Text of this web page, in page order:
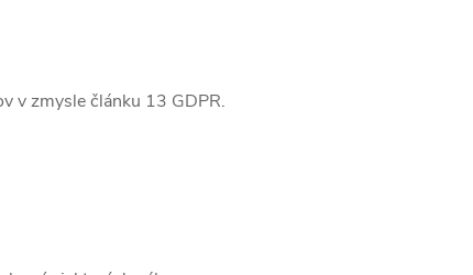
v zmysle článku 13 GDPR.